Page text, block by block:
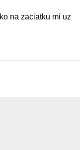
na zaciatku mi uz